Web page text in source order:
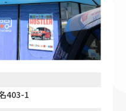
403-1